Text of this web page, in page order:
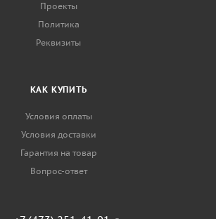
Проекты
Политика
Реквизиты
КАК КУПИТЬ
Условия оплаты
Условия доставки
Гарантия на товар
Вопрос-ответ